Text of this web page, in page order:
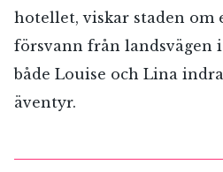
hotellet, viskar staden om
försvann från landsvägen
både Louise och Lina
äventyr.